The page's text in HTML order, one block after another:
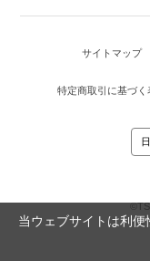
サイトマップ
特定商取引に基づく
当ウェブサイトは利